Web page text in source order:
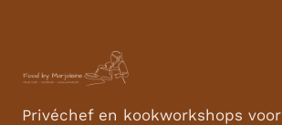
Privéchef en kookworkshops voor